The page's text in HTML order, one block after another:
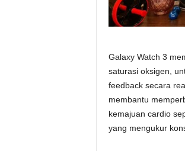
Galaxy Watch 3
saturasi oksigen,
feedback secara
membantu
kemajuan cardio
yang mengukur